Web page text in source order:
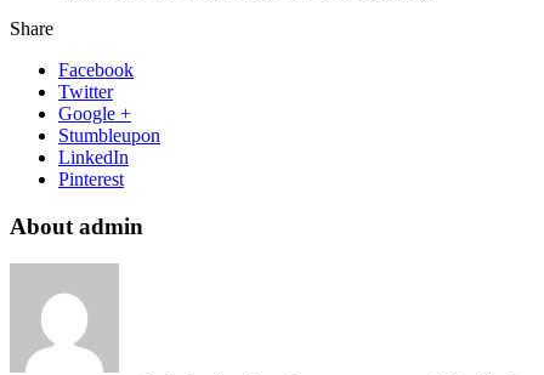
Share
Facebook
Twitter
Google +
Stumbleupon
LinkedIn
Pinterest
About admin